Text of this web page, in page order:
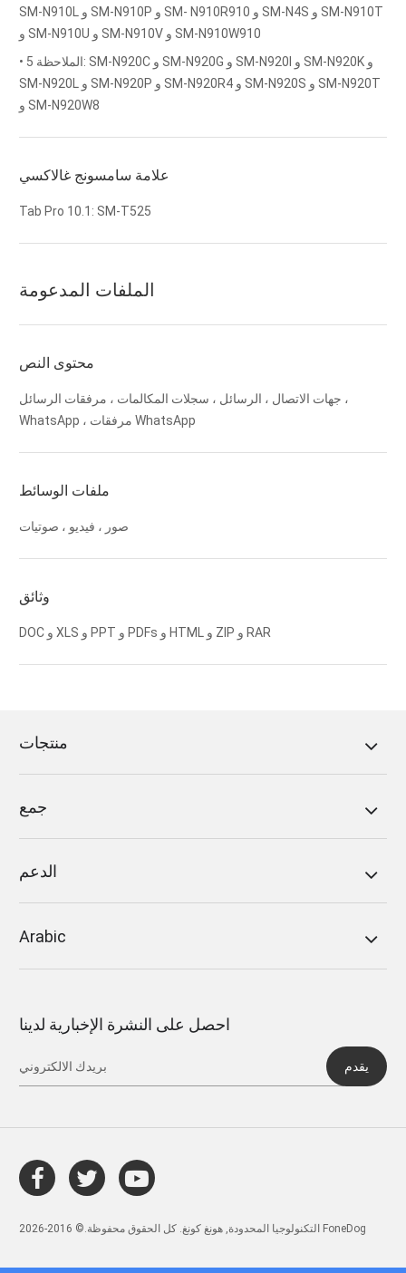
SM-N910L و SM-N910P و SM- N910R910 و SM-N4S و SM-N910T
و SM-N910U و SM-N910V و SM-N910W910
• الملاحظة 5: SM-N920C و SM-N920G و SM-N920I و SM-N920K و
SM-N920L و SM-N920P و SM-N920R4 و SM-N920S و SM-N920T
و SM-N920W8
علامة سامسونج غالاكسي
Tab Pro 10.1: SM-T525
الملفات المدعومة
محتوى النص
جهات الاتصال ، الرسائل ، سجلات المكالمات ، مرفقات الرسائل ،
WhatsApp ، مرفقات WhatsApp
ملفات الوسائط
صور ، فيديو ، صوتيات
وثائق
DOC و XLS و PPT و PDFs و HTML و ZIP و RAR
منتجات
جمع
الدعم
Arabic
احصل على النشرة الإخبارية لدينا
يقدم
التكنولوجيا المحدودة, هونغ كونغ. كل الحقوق محفوظة.© 2016-2026 FoneDog